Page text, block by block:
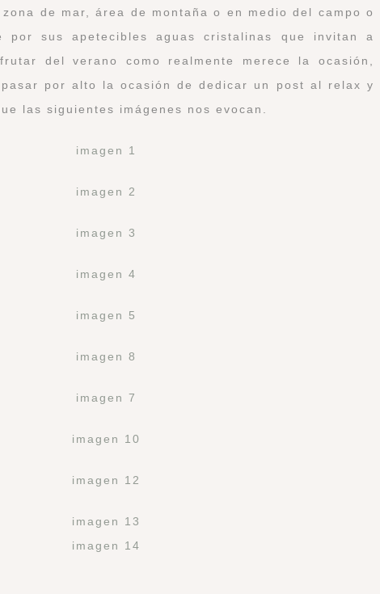
de mar, área de montaña o en medio del campo o
por sus apetecibles aguas cristalinas que invitan a
del verano como realmente merece la ocasión,
por alto la ocasión de dedicar un post al relax y
las siguientes imágenes nos evocan.